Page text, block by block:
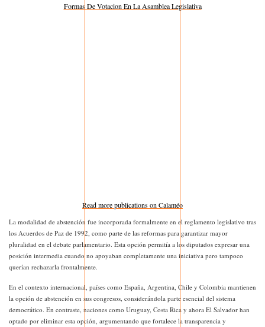
Formas De Votacion En La Asamblea Legislativa
Read more publications on Calaméo
La modalidad de abstención fue incorporada formalmente en el reglamento legislativo tras
los Acuerdos de Paz de 1992, como parte de las reformas para garantizar mayor
pluralidad en el debate parlamentario. Esta opción permitía a los diputados expresar una
posición intermedia cuando no apoyaban completamente una iniciativa pero tampoco
querían rechazarla frontalmente.
En el contexto internacional, países como España, Argentina, Chile y Colombia mantienen
la opción de abstención en sus congresos, considerándola parte esencial del sistema
democrático. En contraste, naciones como Uruguay, Costa Rica y ahora El Salvador han
optado por eliminar esta opción, argumentando que fortalece la transparencia y